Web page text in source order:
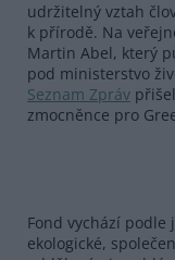
udržitelný vztah
k přírodě. Na
Martin Abel, který
pod ministerstvo
Seznam Zpráv
zmocněnce pro
Fond vychází
ekologické,